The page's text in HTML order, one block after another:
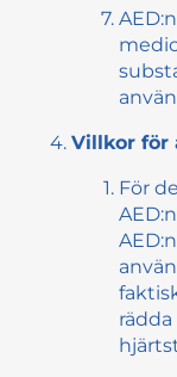
Villkor för
För